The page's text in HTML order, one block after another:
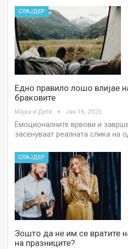
СЛАЈДЕР
Едно правило лошо влијае
браковите
Мајка и Дете Јан 16, 2025
Емоционалните врвови и
засенуваат реалната слика на
СЛАЈДЕР
Зошто да не им се вратите
на празниците?